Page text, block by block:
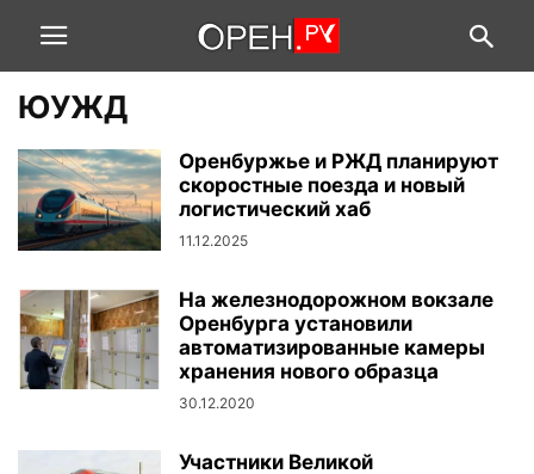
ЮУЖД
Оренбуржье и РЖД планируют
скоростные поезда и новый
логистический хаб
11.12.2025
На железнодорожном вокзале
Оренбурга установили
автоматизированные камеры
хранения нового образца
30.12.2020
Участники Великой